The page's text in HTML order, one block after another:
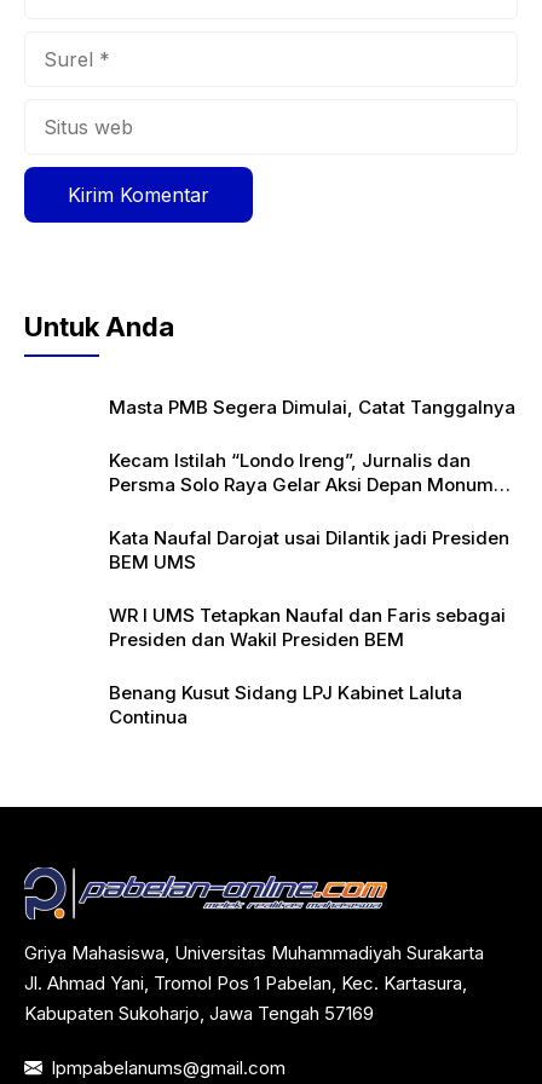
Untuk Anda
Masta PMB Segera Dimulai, Catat Tanggalnya
Kecam Istilah “Londo Ireng”, Jurnalis dan
Persma Solo Raya Gelar Aksi Depan Monumen
Kata Naufal Darojat usai Dilantik jadi Presiden
BEM UMS
WR I UMS Tetapkan Naufal dan Faris sebagai
Presiden dan Wakil Presiden BEM
Benang Kusut Sidang LPJ Kabinet Laluta
Continua
Griya Mahasiswa, Universitas Muhammadiyah Surakarta
Jl. Ahmad Yani, Tromol Pos 1 Pabelan, Kec. Kartasura,
Kabupaten Sukoharjo, Jawa Tengah 57169
lpmpabelanums@gmail.com